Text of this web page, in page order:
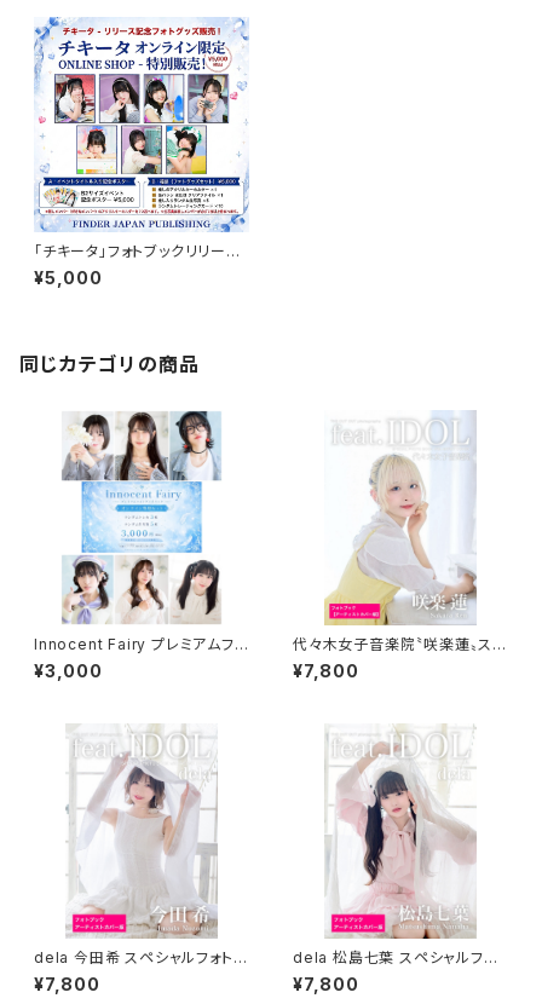
「チキータ」フォトブックリリース
記念オフィシャルフォトグッズ限
定販売！
¥5,000
同じカテゴリの商品
Innocent Fairy プレミアムフォ
トグッズパック
¥3,000
代々木女子音楽院〝咲楽蓮〟スペ
シャルフォトブック＆公式フォトブ
ック
¥7,800
dela 今田希 スペシャルフォトブ
ック＆公式プロモーションブック
¥7,800
dela 松島七葉 スペシャルフォト
ブック＆公式プロモーションブッ
ク
¥7,800